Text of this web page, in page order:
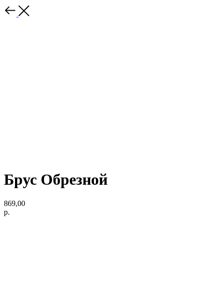
Брус Обрезной
869,00
р.